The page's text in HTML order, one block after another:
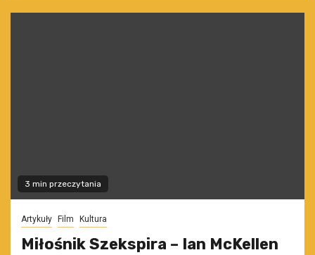
3 min przeczytania
Artykuły Film Kultura
Miłośnik Szekspira – Ian McKellen